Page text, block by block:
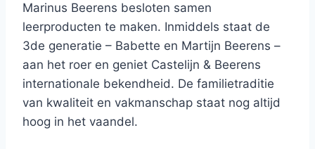
Marinus Beerens besloten samen
leerproducten te maken. Inmiddels staat de
3de generatie – Babette en Martijn Beerens –
aan het roer en geniet Castelijn & Beerens
internationale bekendheid. De familietraditie
van kwaliteit en vakmanschap staat nog altijd
hoog in het vaandel.